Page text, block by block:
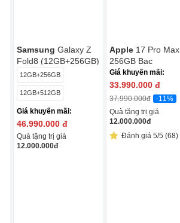
Samsung Galaxy Z
Fold8 (12GB+256GB)
12GB+256GB
12GB+512GB
Giá khuyến mãi:
46.990.000 đ
Quà tặng trị giá
12.000.000đ
Apple 17 Pro Max
256GB Bạc
Giá khuyến mãi:
33.990.000 đ
37.990.000đ
-11%
Quà tặng trị giá
12.000.000đ
Đánh giá 5/5 (68)